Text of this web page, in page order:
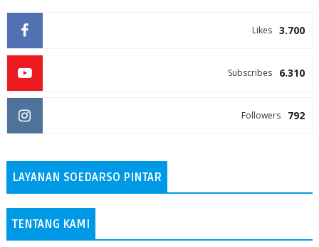
3.700
Likes
6.310
Subscribes
792
Followers
LAYANAN SOEDARSO PINTAR
TENTANG KAMI